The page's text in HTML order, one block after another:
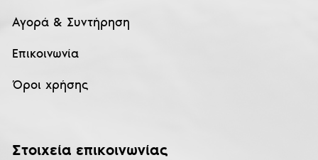
Αγορά & Συντήρηση
Επικοινωνία
Όροι χρήσης
Στοιχεία επικοινωνίας